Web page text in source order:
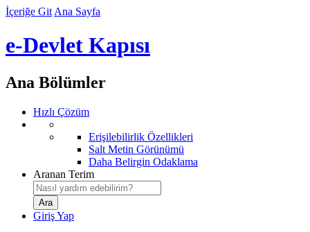
İçeriğe Git Ana Sayfa
e-Devlet Kapısı
Ana Bölümler
Hızlı Çözüm
Erişilebilirlik Özellikleri
Salt Metin Görünümü
Daha Belirgin Odaklama
Aranan Terim
Giriş Yap